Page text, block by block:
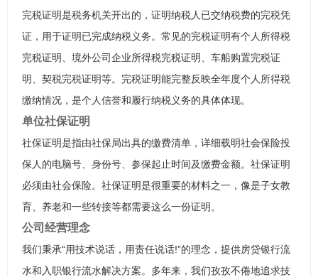
完税证明是税务机关开出的，证明纳税人已交纳税费的完税凭
证，用于证明已完成纳税义务。常见的完税证明有个人所得税
完税证明、境外公司企业所得税完税证明、车船购置完税证
明、契税完税证明等。完税证明能完整反映全年度个人所得税
缴纳情况，是个人信誉和履行纳税义务的具体体现。
单位社保证明
社保证明是指由社保局出具的缴费清单，详细载明社会保险投
保人的电脑号、身份号、参保起止时间及缴费金额。社保证明
必须由社会保险。社保证明是很重要的材料之一，像是子女教
育、养老和一些转接等都需要这么一份证明。
公司经营理念
我们秉承“用技术说话，用责任说话!”的理念，提供房贷银行流
水和入职银行流水解决方案。多年来，我们孜孜不倦地追求技